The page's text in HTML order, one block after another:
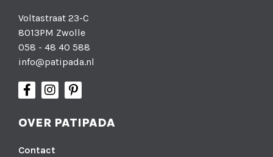
Voltastraat 23-C
8013PM Zwolle
058 - 48 40 588
info@patipada.nl
OVER PATIPADA
Contact